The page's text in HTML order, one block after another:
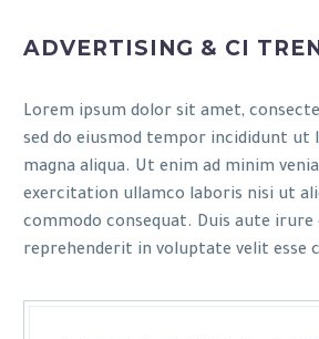
ADVERTISING & CI
Lorem ipsum dolor sit amet,
sed do eiusmod tempor incididunt ut
magna aliqua. Ut enim ad minim
exercitation ullamco laboris nisi ut
commodo consequat. Duis aute irure
reprehenderit in voluptate velit esse